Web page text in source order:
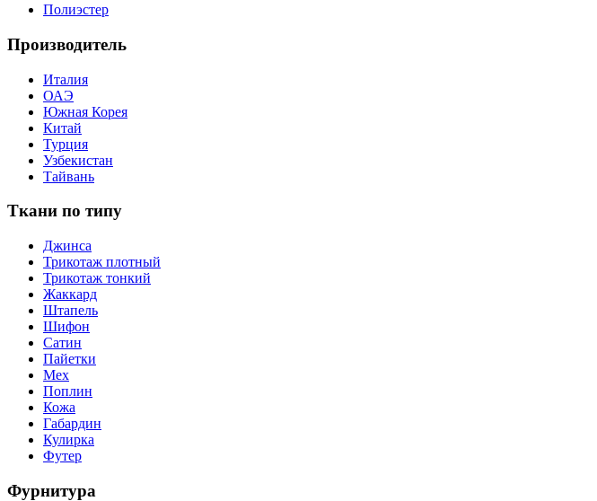
Полиэстер
Производитель
Италия
ОАЭ
Южная Корея
Китай
Турция
Узбекистан
Тайвань
Ткани по типу
Джинса
Трикотаж плотный
Трикотаж тонкий
Жаккард
Штапель
Шифон
Сатин
Пайетки
Мех
Поплин
Кожа
Габардин
Кулирка
Футер
Фурнитура